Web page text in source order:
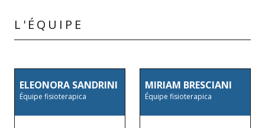
L'ÉQUIPE
ELEONORA SANDRINI
Équipe fisioterapica
MIRIAM BRESCIANI
Équipe fisioterapica